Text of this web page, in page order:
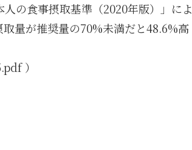
の食事摂取基準（2020年版）」によ
量が推奨量の70%未満だと48.6%高
）